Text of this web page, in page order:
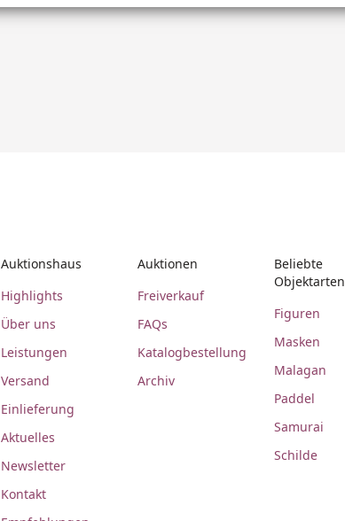
Auktionshaus
Highlights
Über uns
Leistungen
Versand
Einlieferung
Aktuelles
Newsletter
Kontakt
Auktionen
Freiverkauf
FAQs
Katalogbestellung
Archiv
Beliebte
Objektarten
Figuren
Masken
Malagan
Paddel
Samurai
Schilde